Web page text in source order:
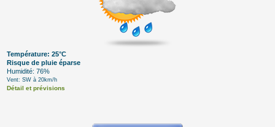
Température: 25°C
Risque de pluie éparse
Humidité: 76%
Vent: SW à 20km/h
Détail et prévisions